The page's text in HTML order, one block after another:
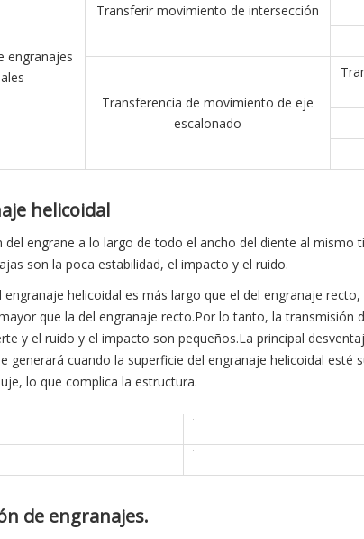
engranajes
Transferir movimiento de intersección
Transferencia de movimiento de eje
escalonado
helicoidal
engrane a lo largo de todo el ancho del diente al mismo
son la poca estabilidad, el impacto y el ruido.
helicoidal es más largo que el del engranaje
que la del engranaje recto.Por lo tanto, la transmisión
y el ruido y el impacto son pequeños.La principal
generará cuando la superficie del engranaje helicoidal esté
lo que complica la estructura.
de engranajes.